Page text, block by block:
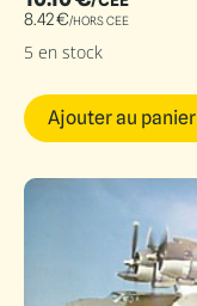
8.42€/HORS CEE
5 en stock
Ajouter au panier